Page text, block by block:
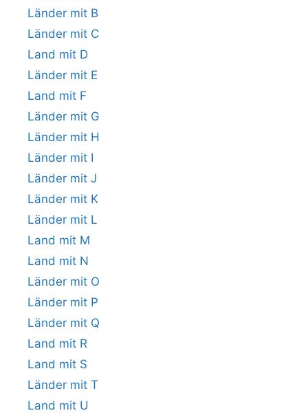
Länder mit B
Länder mit C
Land mit D
Länder mit E
Land mit F
Länder mit G
Länder mit H
Länder mit I
Länder mit J
Länder mit K
Länder mit L
Land mit M
Land mit N
Länder mit O
Länder mit P
Länder mit Q
Land mit R
Land mit S
Länder mit T
Land mit U